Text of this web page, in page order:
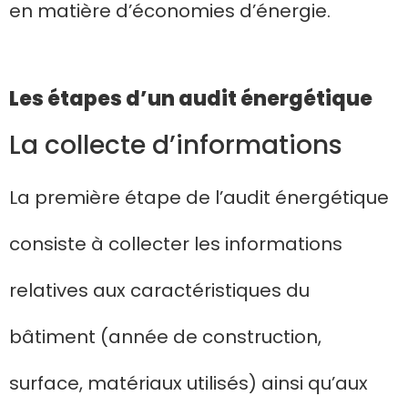
en matière d’économies d’énergie.
Les étapes d’un audit énergétique
La collecte d’informations
La première étape de l’audit énergétique
consiste à collecter les informations
relatives aux caractéristiques du
bâtiment (année de construction,
surface, matériaux utilisés) ainsi qu’aux